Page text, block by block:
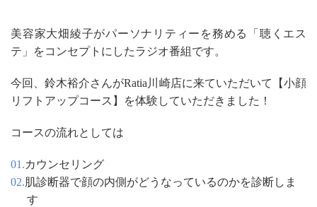
美容家大畑綾子がパーソナリティーを務める「聴くエス
テ」をコンセプトにしたラジオ番組です。
今回、鈴木裕介さんがRatia川崎店に来ていただいて【小顔
リフトアップコース】を体験していただきました！
コースの流れとしては
カウンセリング
肌診断器で顔の内側がどうなっているのかを診断しま
す